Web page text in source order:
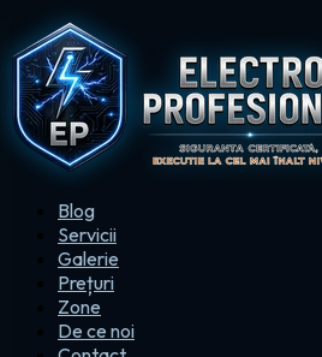
Blog
Servicii
Galerie
Prețuri
Zone
De ce noi